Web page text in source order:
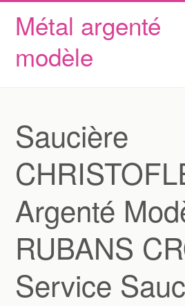
Métal argenté
modèle
Skip to content
Accueil
Conditions d’utilisation
Saucière
Argenté
RUBANS
Service